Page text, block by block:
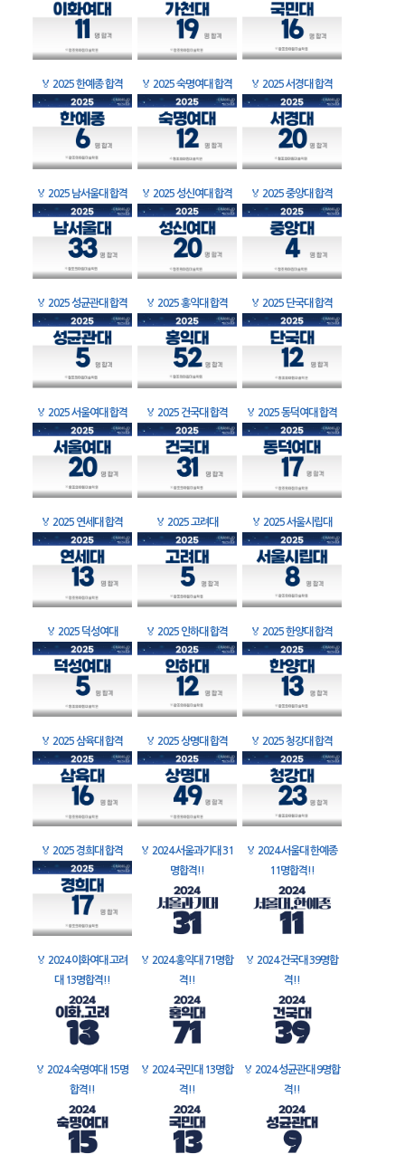
🏅 2025 한예종 합격 🏅 2025 숙명여대 합격 🏅 2025 서경대 합격
🏅 2025 남서울대 합격 🏅 2025 성신여대 합격 🏅 2025 중앙대 합격
🏅 2025 성균관대 합격 🏅 2025 홍익대 합격 🏅 2025 단국대 합격
🏅 2025 서울여대 합격 🏅 2025 건국대 합격 🏅 2025 동덕여대 합격
🏅 2025 연세대 합격 🏅 2025 고려대 🏅 2025 서울시립대
🏅 2025 덕성여대 🏅 2025 인하대 합격 🏅 2025 한양대 합격
🏅 2025 삼육대 합격 🏅 2025 상명대 합격 🏅 2025 청강대 합격
🏅 2025 경희대 합격 🏅 2024 서울과기대 31
명합격!!
🏅 2024 서울대 한예종
11명합격!!
🏅 2024 이화여대 고려
대 13명합격!!
🏅 2024 홍익대 71명합
격!!
🏅 2024 건국대 39명합
격!!
🏅 2024 숙명여대 15명
합격!!
🏅 2024 국민대 13명합
격!!
🏅 2024 성균관대 9명합
격!!